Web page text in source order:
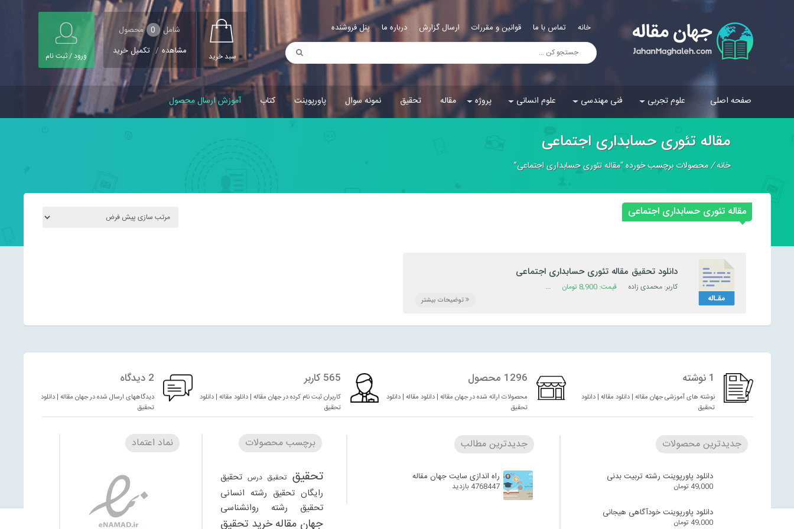
خانه تماس با ما قوانین و مقررات ارسال گزارش درباره ما پنل فروشنده
سبد خرید
شامل 0 محصول
مشاهده / تکمیل خرید ورود / ثبت نام
صفحه اصلی علوم تجربی فنی مهندسی علوم انسانی پروژه مقاله تحقیق نمونه سوال پاورپوینت کتاب آموزش ارسال محصول
مقاله تئوری حسابداری اجتماعی
خانه/محصولات برچسب خورده “مقاله تئوری حسابداری اجتماعی”
مقاله تئوری حسابداری اجتماعی
دانلود تحقیق مقاله تئوری حسابداری اجتماعی
کاربر: محمدی زاده قیمت: 8,900 تومان دسته:
توضیحات بیشتر
1 نوشته
نوشته های آموزشی جهان مقاله | دانلود مقاله | دانلود
تحقیق
1296 محصول
محصولات ارائه شده در جهان مقاله | دانلود مقاله | دانلود
تحقیق
565 کاربر
کاربران ثبت نام کرده در جهان مقاله | دانلود مقاله | دانلود
تحقیق
2 دیدگاه
دیدگاههای ارسال شده در جهان مقاله | دانلود مقاله | دانلود
تحقیق
جدیدترین محصولات
دانلود پاورپوینت رشته تربیت بدنی
49,000 تومان
دانلود پاورپوینت خودآگاهی هیجانی
49,000 تومان
جدیدترین مطالب
راه اندازی سایت جهان مقاله
4768447 بازدید
برچسب محصولات
تحقیق تحقیق درس تحقیق
رایگان تحقیق رشته انسانی
تحقیق رشته روانشناسی
جهان مقالهخرید تحقیق
نماد اعتماد